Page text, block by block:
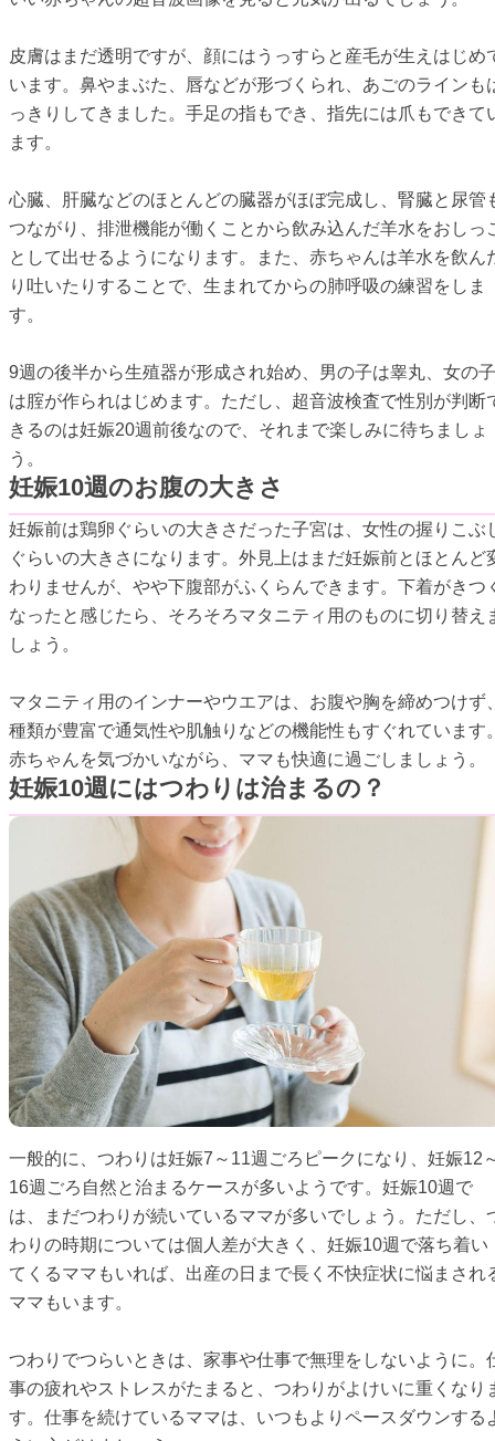
皮膚はまだ透明ですが、顔にはうっすらと産毛が生えはじめ
います。鼻やまぶた、唇などが形づくられ、あごのラインも
っきりしてきました。手足の指もでき、指先には爪もできて
ます。
心臓、肝臓などのほとんどの臓器がほぼ完成し、腎臓と尿管
つながり、排泄機能が働くことから飲み込んだ羊水をおしっ
として出せるようになります。また、赤ちゃんは羊水を飲ん
り吐いたりすることで、生まれてからの肺呼吸の練習をしま
す。
9週の後半から生殖器が形成され始め、男の子は睾丸、女の子
は腟が作られはじめます。ただし、超音波検査で性別が判断
きるのは妊娠20週前後なので、それまで楽しみに待ちましょ
う。
妊娠10週のお腹の大きさ
妊娠前は鶏卵ぐらいの大きさだった子宮は、女性の握りこぶ
ぐらいの大きさになります。外見上はまだ妊娠前とほとんど
わりませんが、やや下腹部がふくらんできます。下着がきつ
なったと感じたら、そろそろマタニティ用のものに切り替え
しょう。
マタニティ用のインナーやウエアは、お腹や胸を締めつけず
種類が豊富で通気性や肌触りなどの機能性もすぐれています
赤ちゃんを気づかいながら、ママも快適に過ごしましょう。
妊娠10週にはつわりは治まるの？
一般的に、つわりは妊娠7～11週ごろピークになり、妊娠12
16週ごろ自然と治まるケースが多いようです。妊娠10週で
は、まだつわりが続いているママが多いでしょう。ただし、
わりの時期については個人差が大きく、妊娠10週で落ち着い
てくるママもいれば、出産の日まで長く不快症状に悩まされ
ママもいます。
つわりでつらいときは、家事や仕事で無理をしないように。
事の疲れやストレスがたまると、つわりがよけいに重くなり
す。仕事を続けているママは、いつもよりペースダウンする